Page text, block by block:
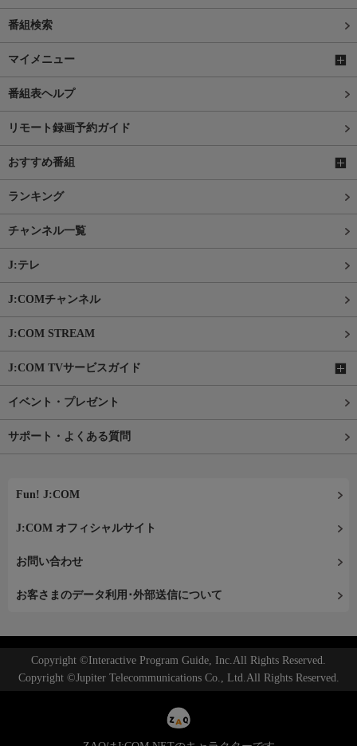
番組検索
マイメニュー
番組表ヘルプ
リモート録画予約ガイド
おすすめ番組
ランキング
チャンネル一覧
J:テレ
J:COMチャンネル
J:COM STREAM
J:COM TVサービスガイド
イベント・プレゼント
サポート・よくある質問
Fun! J:COM
J:COM オフィシャルサイト
お問い合わせ
お客さまのデータ利用･外部送信について
Copyright ©Interactive Program Guide, Inc.All Rights Reserved.
Copyright ©Jupiter Telecommunications Co., Ltd.All Rights Reserved.